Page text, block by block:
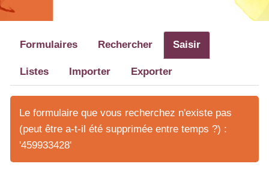
Formulaires Rechercher Saisir
Listes Importer Exporter
Le formulaire que vous recherchez n'existe pas
(peut être a-t-il été supprimée entre temps ?) :
'459933428'